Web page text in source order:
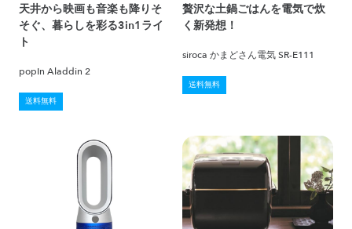
天井から映画も音楽も降りそ
そぐ、暮らしを彩る3in1ライ
ト
popIn Aladdin 2
送料無料
贅沢な土鍋ごはんを電気で炊
く新発想！
siroca かまどさん電気 SR-E111
送料無料